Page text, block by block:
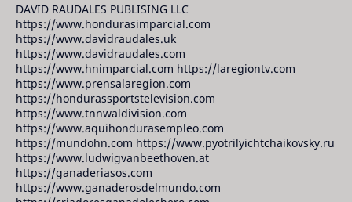
DAVID RAUDALES PUBLISING LLC
https://www.hondurasimparcial.com
https://www.davidraudales.uk
https://www.davidraudales.com
https://www.hnimparcial.com https://laregiontv.com
https://www.prensalaregion.com
https://hondurassportstelevision.com
https://www.tnnwaldivision.com
https://www.aquihondurasempleo.com
https://mundohn.com https://www.pyotrilyichtchaikovsky.ru
https://www.ludwigvanbeethoven.at
https://ganaderiasos.com
https://www.ganaderosdelmundo.com